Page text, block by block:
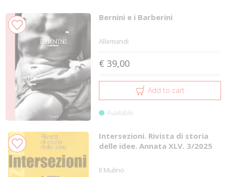
Bernini e i Barberini
Allemandi
€ 39,00
Add to cart
Available
Intersezioni. Rivista di storia
delle idee. Annata XLV. 3/2025
Il Mulino